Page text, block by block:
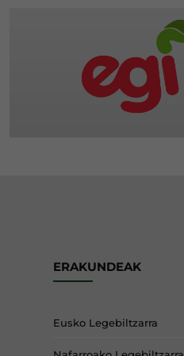
ERAKUNDEAK
Eusko Legebiltzarra